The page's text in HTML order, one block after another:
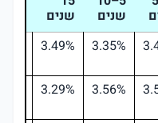
שנים שנים
3.35%
3.49%
3.56%
3.29%